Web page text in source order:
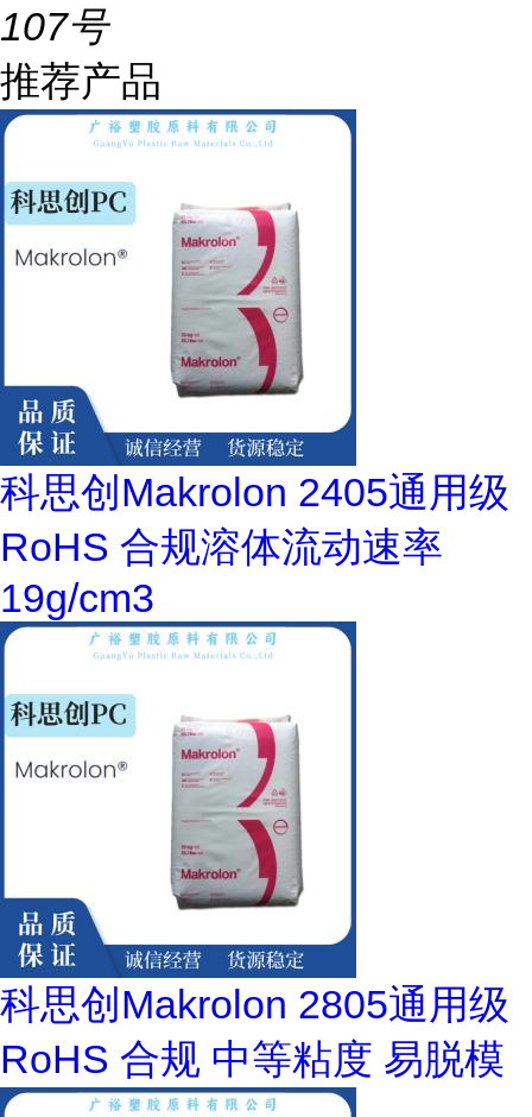
107号
推荐产品
科思创Makrolon 2405通用级
RoHS 合规溶体流动速率
19g/cm3
科思创Makrolon 2805通用级
RoHS 合规 中等粘度 易脱模